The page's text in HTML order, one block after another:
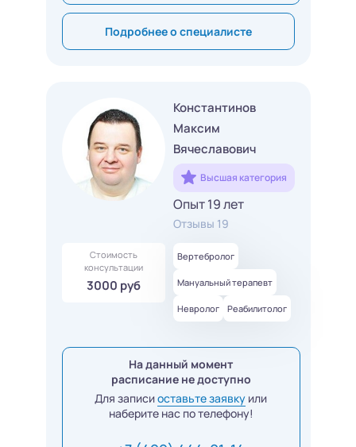
Подробнее о специалисте
Константинов
Максим
Вячеславович
Высшая категория
Опыт 19 лет
Отзывы 19
Стоимость
консультации
3000 руб
Вертебролог
Мануальный терапевт
Невролог Реабилитолог
На данный момент
расписание не доступно
Для записиоставьте заявку или
наберите нас по телефону!